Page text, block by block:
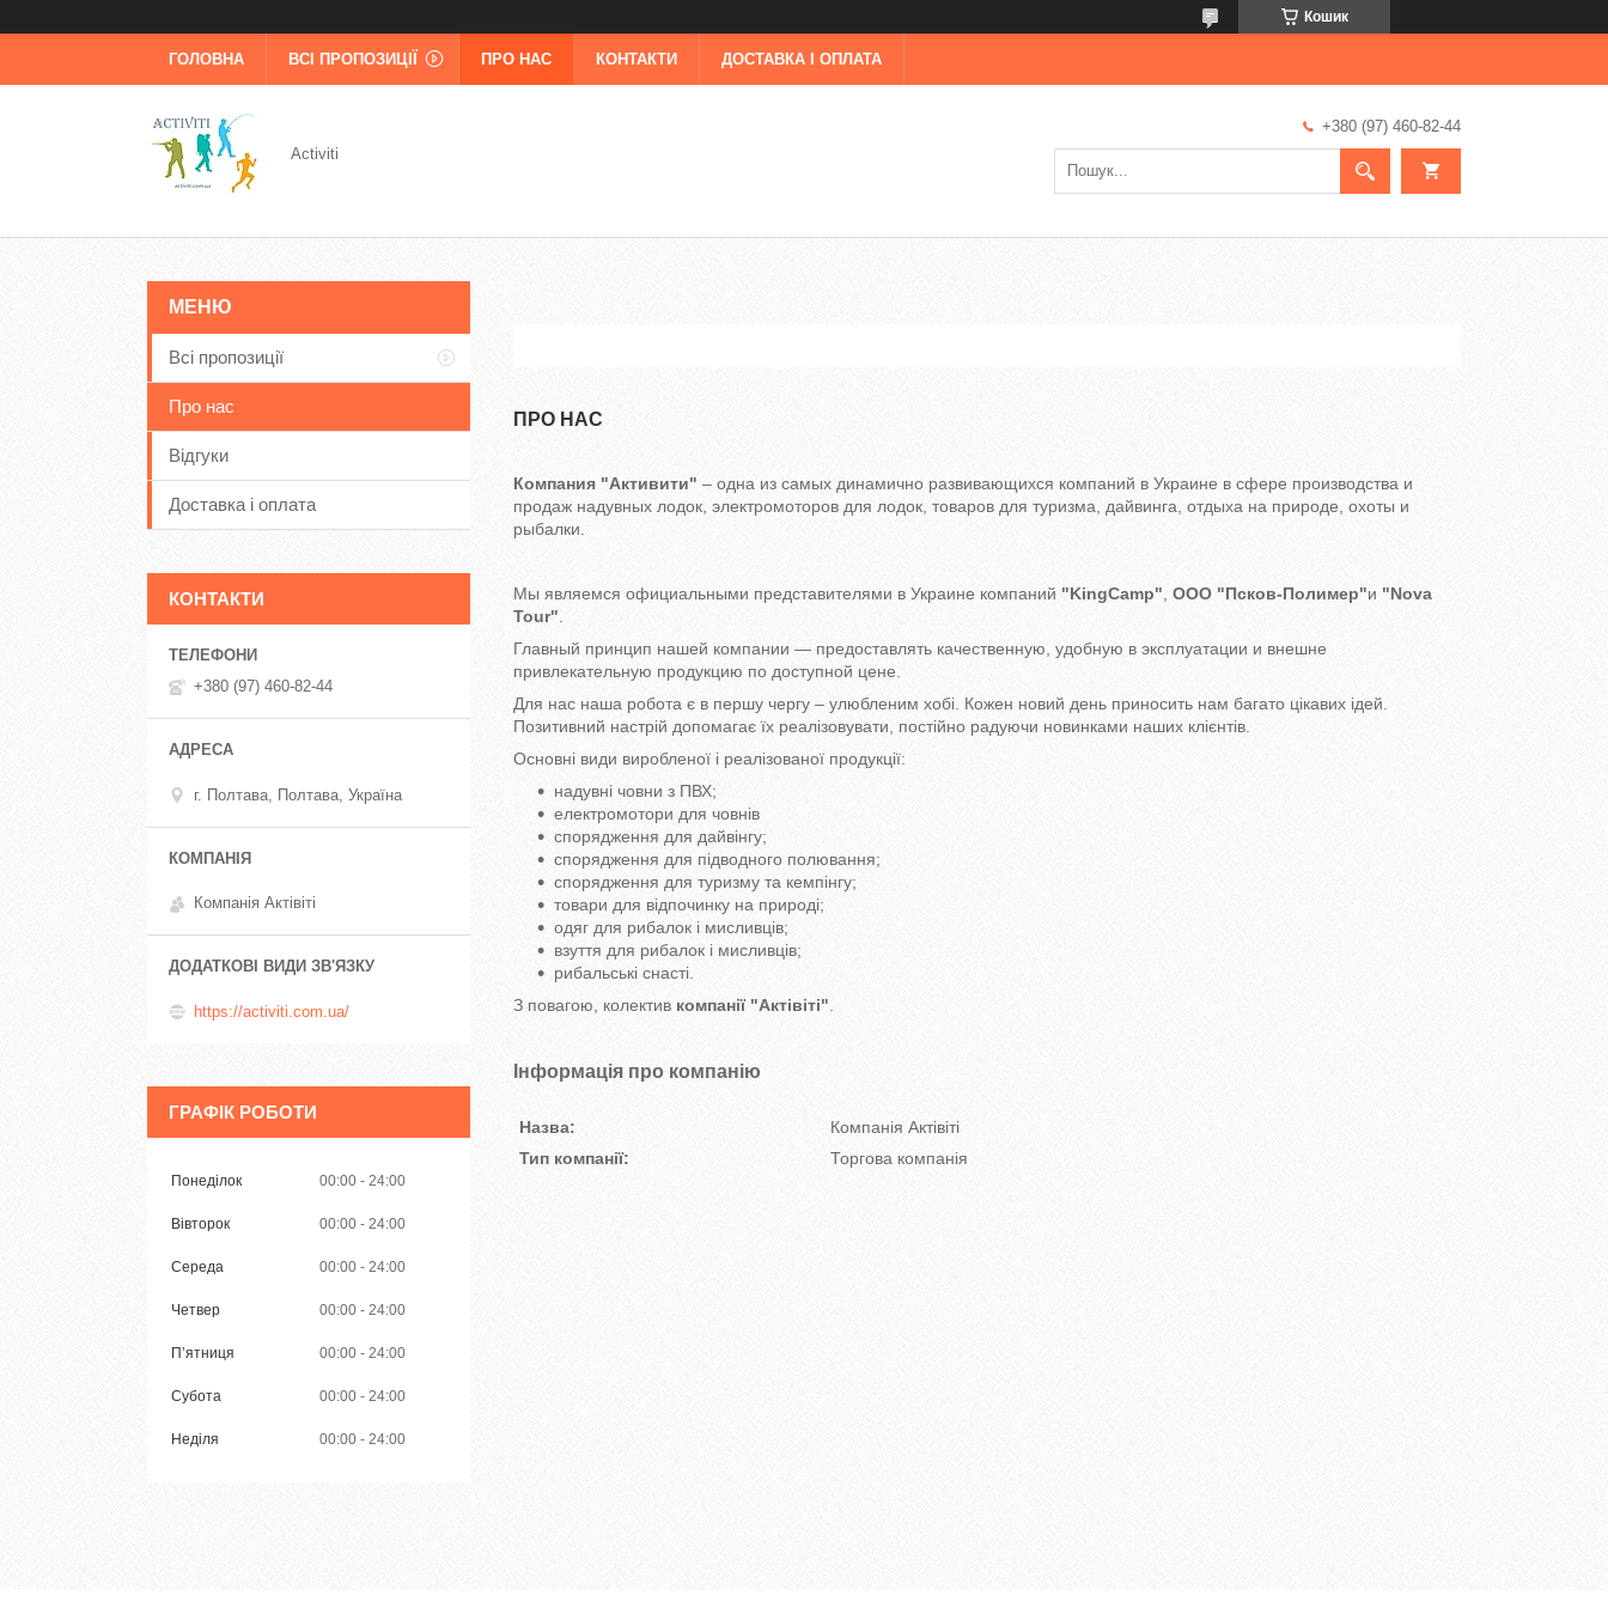
Кошик
ГОЛОВНА ВСІ ПРОПОЗИЦІЇ ПРО НАС КОНТАКТИ ДОСТАВКА І ОПЛАТА
Activiti
+380 (97) 460-82-44
ПРО НАС
Компания "Активити" – одна из самых динамично развивающихся компаний в Украине в сфере производства и
продаж надувных лодок, электромоторов для лодок, товаров для туризма, дайвинга, отдыха на природе, охоты и
рыбалки.
Мы являемся официальными представителями в Украине компаний "KingCamp" ООО "Псков-Полимер"и "Nova
Tour"
Главный принцип нашей компании ― предоставлять качественную, удобную в эксплуатации и внешне
привлекательную продукцию по доступной цене.
Для нас наша робота є в першу чергу – улюбленим хобі. Кожен новий день приносить нам багато цікавих ідей.
Позитивний настрій допомагає їх реалізовувати, постійно радуючи новинками наших клієнтів.
Основні види виробленої і реалізованої продукції:
надувні човни з ПВХ;
електромотори для човнів
спорядження для дайвінгу;
спорядження для підводного полювання;
спорядження для туризму та кемпінгу;
товари для відпочинку на природі;
одяг для рибалок і мисливців;
взуття для рибалок і мисливців;
рибальські снасті.
З повагою, колектив компанії "Актівіті"
Інформація про компанію
Назва:
Компанія Актівіті
Тип компанії:
Торгова компанія
Всі пропозиції
Про нас
Відгуки
Доставка і оплата
КОНТАКТИ
+380 (97) 460-82-44
г. Полтава, Полтава, Україна
Компанія Актівіті
https://activiti.com.ua/
ГРАФІК РОБОТИ
Понеділок 00:00 24:00
Вівторок 00:00 24:00
Середа 00:00 24:00
Четвер 00:00 24:00
Пʼятниця 00:00 24:00
Субота 00:00 24:00
Неділя 00:00 24:00